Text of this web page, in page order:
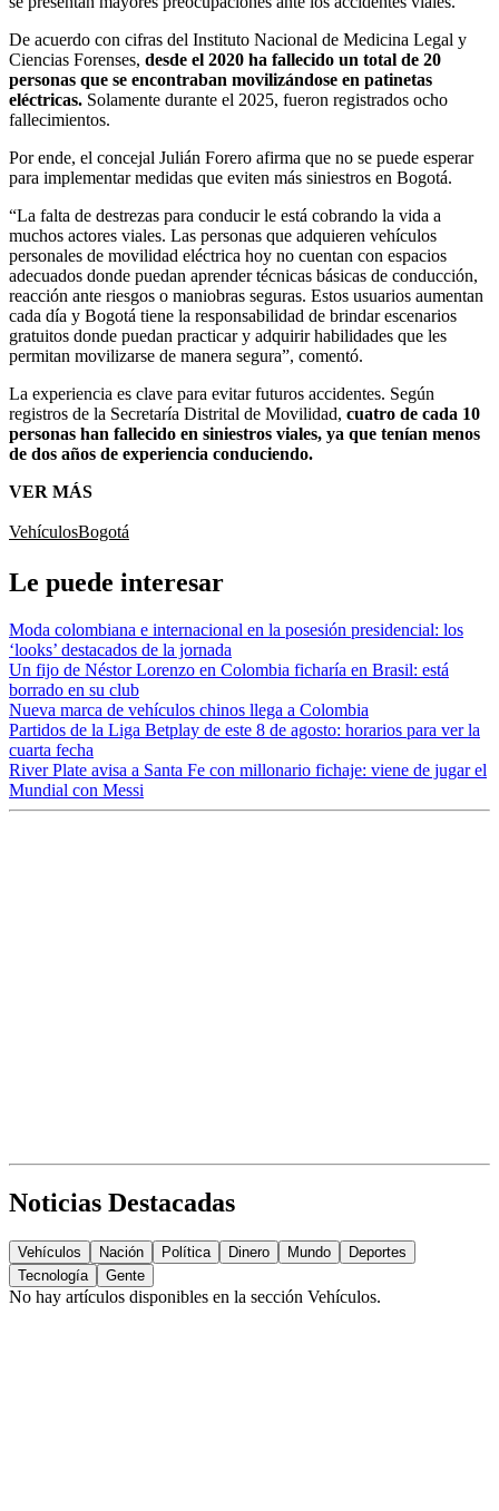
De acuerdo con cifras del Instituto Nacional de Medicina Legal y
Ciencias Forenses, desde el 2020 ha fallecido un total de 20
personas que se encontraban movilizándose en patinetas
eléctricas. Solamente durante el 2025, fueron registrados ocho
fallecimientos.
Por ende, el concejal Julián Forero afirma que no se puede esperar
para implementar medidas que eviten más siniestros en Bogotá.
“La falta de destrezas para conducir le está cobrando la vida a
muchos actores viales. Las personas que adquieren vehículos
personales de movilidad eléctrica hoy no cuentan con espacios
adecuados donde puedan aprender técnicas básicas de conducción,
reacción ante riesgos o maniobras seguras. Estos usuarios aumentan
cada día y Bogotá tiene la responsabilidad de brindar escenarios
gratuitos donde puedan practicar y adquirir habilidades que les
permitan movilizarse de manera segura”, comentó.
La experiencia es clave para evitar futuros accidentes. Según
registros de la Secretaría Distrital de Movilidad, cuatro de cada 10
personas han fallecido en siniestros viales, ya que tenían menos
de dos años de experiencia conduciendo.
VER MÁS
VehículosBogotá
Le puede interesar
Moda colombiana e internacional en la posesión presidencial: los
‘looks’ destacados de la jornada
Un fijo de Néstor Lorenzo en Colombia ficharía en Brasil: está
borrado en su club
Nueva marca de vehículos chinos llega a Colombia
Partidos de la Liga Betplay de este 8 de agosto: horarios para ver la
cuarta fecha
River Plate avisa a Santa Fe con millonario fichaje: viene de jugar el
Mundial con Messi
Noticias Destacadas
Vehículos Nación Política Dinero Mundo
Deportes
Tecnología
Gente
No hay artículos disponibles en la sección Vehículos.